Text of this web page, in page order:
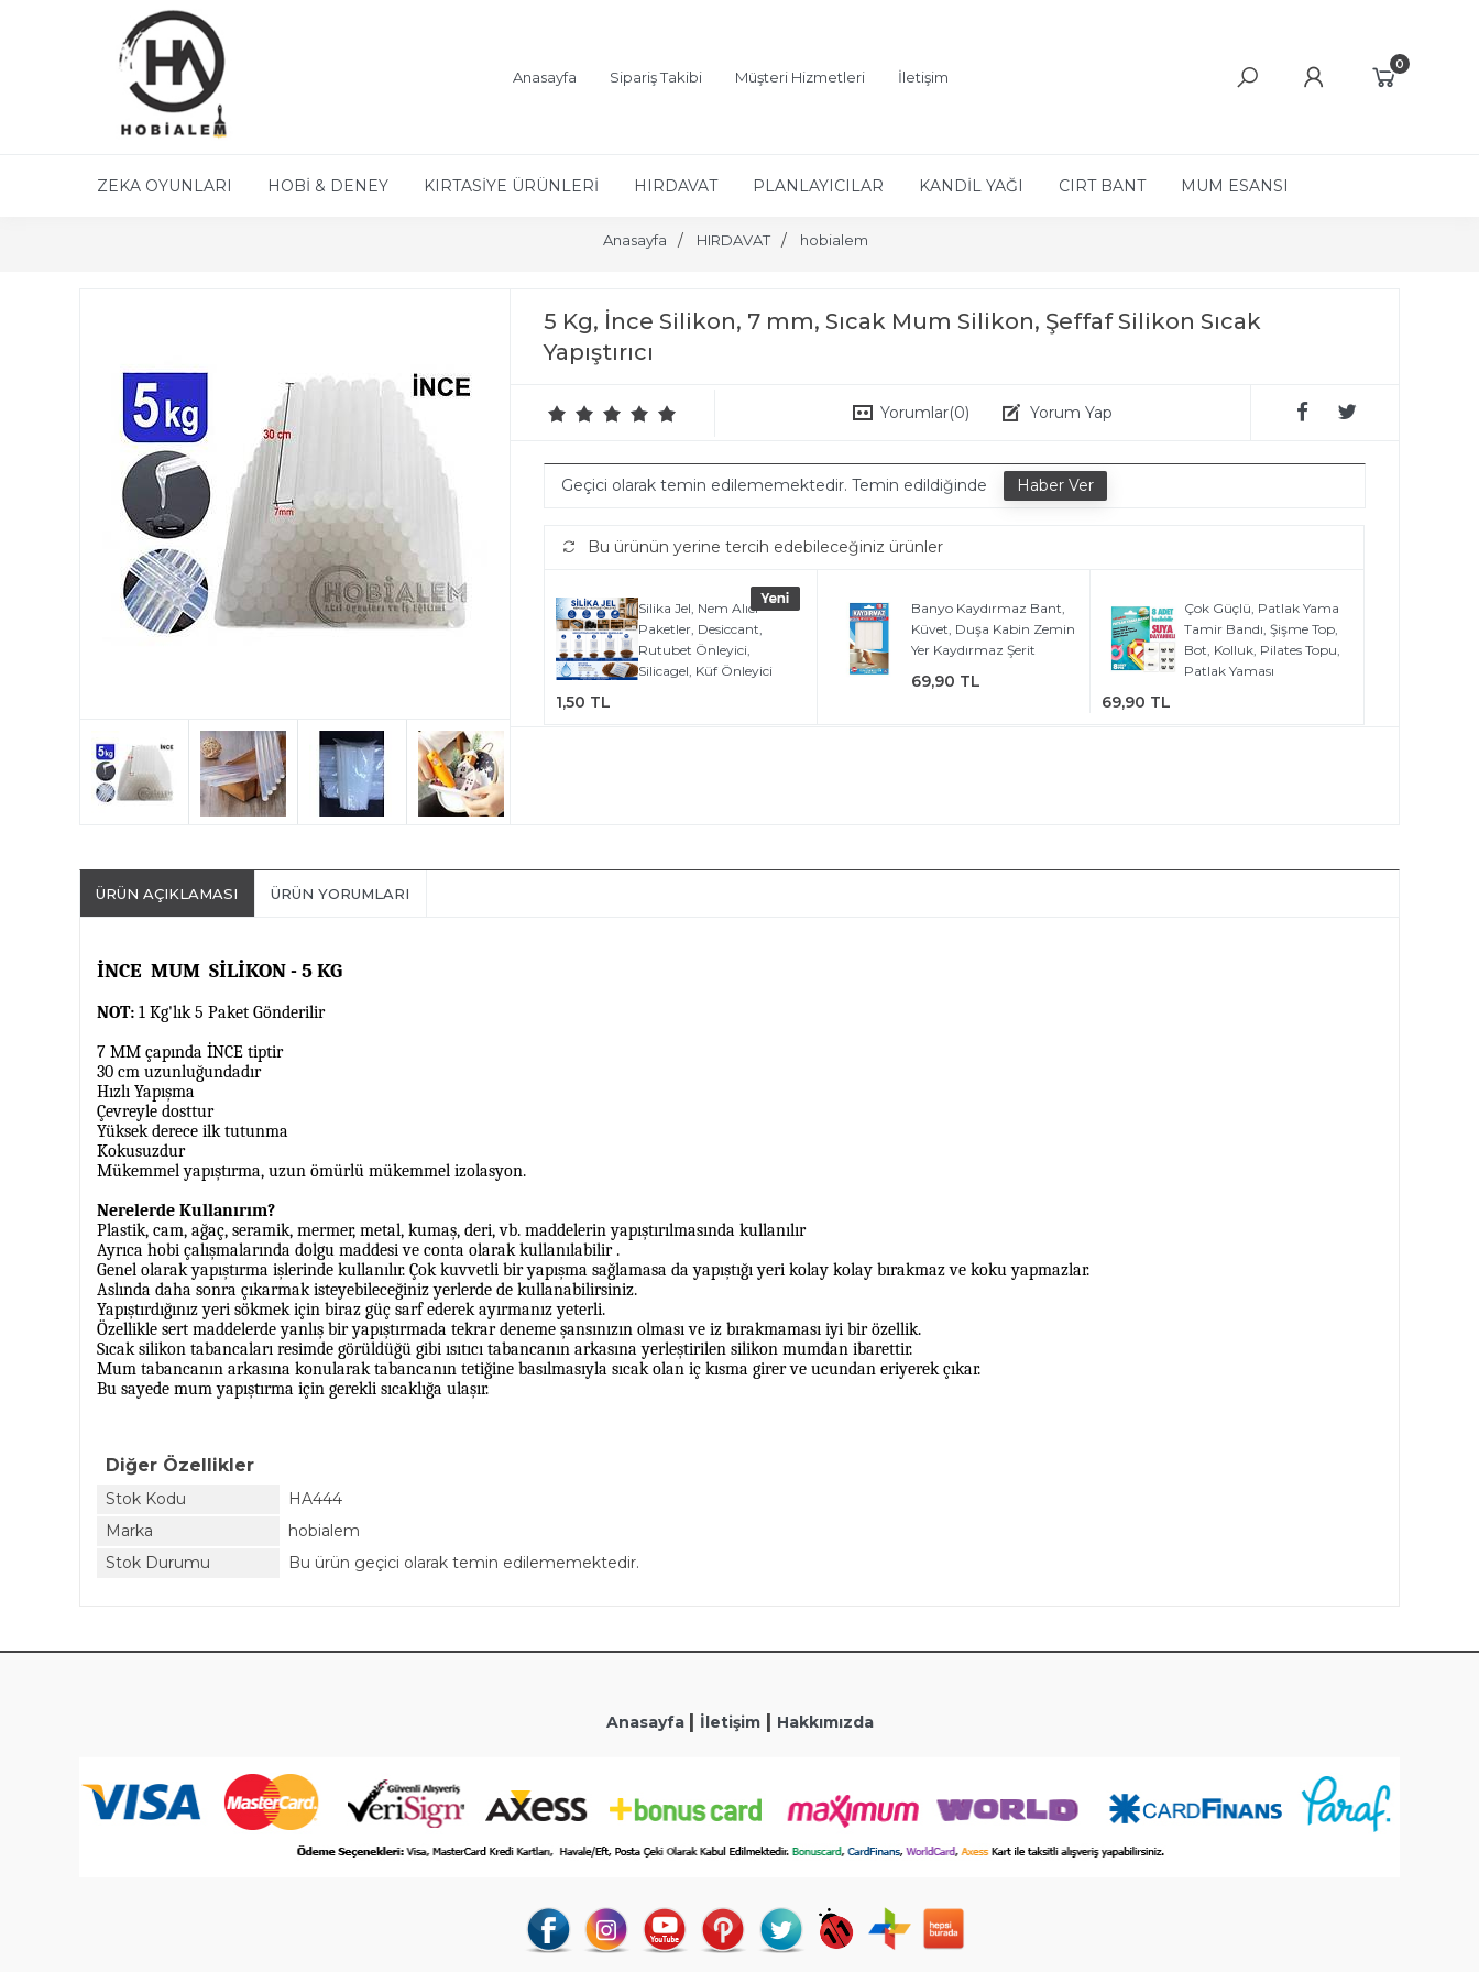
Anasayfa Sipariş Takibi Müşteri Hizmetleri İletişim
0
ZEKA OYUNLARI HOBİ & DENEY KIRTASİYE ÜRÜNLERİ HIRDAVAT PLANLAYICILAR KANDİL YAĞI CIRT BANT MUM ESANSI
Anasayfa HIRDAVAT hobialem
5 Kg, İnce Silikon, 7 mm, Sıcak Mum Silikon, Şeffaf Silikon Sıcak
Yapıştırıcı
Yorumlar(0) Yorum Yap
Geçici olarak temin edilememektedir. Temin edildiğinde
Bu ürünün yerine tercih edebileceğiniz ürünler
Silika Jel, Nem Alıcı
Paketler, Desiccant,
Rutubet Önleyici,
Silicagel, Küf Önleyici
1,50 TL
Banyo Kaydırmaz Bant,
Küvet, Duşa Kabin Zemin
Yer Kaydırmaz Şerit
69,90 TL
Çok Güçlü, Patlak Yama
Tamir Bandı, Şişme Top,
Bot, Kolluk, Pilates Topu,
Patlak Yaması
69,90 TL
ÜRÜN AÇIKLAMASI ÜRÜN YORUMLARI
İNCE MUM SİLİKON - 5 KG
NOT: 1 Kg'lık 5 Paket Gönderilir
7 MM çapında İNCE tiptir
30 cm uzunluğundadır
Hızlı Yapışma
Çevreyle dosttur
Yüksek derece ilk tutunma
Kokusuzdur
Mükemmel yapıştırma, uzun ömürlü mükemmel izolasyon.
Nerelerde Kullanırım?
Plastik, cam, ağaç, seramik, mermer, metal, kumaş, deri, vb. maddelerin yapıştırılmasında kullanılır
Ayrıca hobi çalışmalarında dolgu maddesi ve conta olarak kullanılabilir .
Genel olarak yapıştırma işlerinde kullanılır. Çok kuvvetli bir yapışma sağlamasa da yapıştığı yeri kolay kolay bırakmaz ve koku yapmazlar.
Aslında daha sonra çıkarmak isteyebileceğiniz yerlerde de kullanabilirsiniz.
Yapıştırdığınız yeri sökmek için biraz güç sarf ederek ayırmanız yeterli.
Özellikle sert maddelerde yanlış bir yapıştırmada tekrar deneme şansınızın olması ve iz bırakmaması iyi bir özellik.
Sıcak silikon tabancaları resimde görüldüğü gibi ısıtıcı tabancanın arkasına yerleştirilen silikon mumdan ibarettir.
Mum tabancanın arkasına konularak tabancanın tetiğine basılmasıyla sıcak olan iç kısma girer ve ucundan eriyerek çıkar.
Bu sayede mum yapıştırma için gerekli sıcaklığa ulaşır.
Diğer Özellikler
Stok Kodu
HA444
Marka
hobialem
Stok Durumu
Bu ürün geçici olarak temin edilememektedir.
Anasayfa | İletişim| Hakkımızda